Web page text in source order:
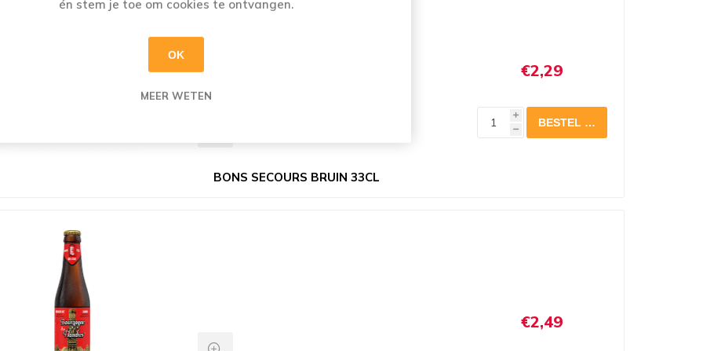
BONS SECOURS BRUIN 33CL
€2,29
i
h
€2,49
én stem je toe om cookies te ontvangen.
OK
MEER WETEN